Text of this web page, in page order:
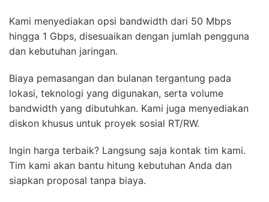
Kami menyediakan opsi bandwidth dari 50 Mbps
hingga 1 Gbps, disesuaikan dengan jumlah pengguna
dan kebutuhan jaringan.
Biaya pemasangan dan bulanan tergantung pada
lokasi, teknologi yang digunakan, serta volume
bandwidth yang dibutuhkan. Kami juga menyediakan
diskon khusus untuk proyek sosial RT/RW.
Ingin harga terbaik? Langsung saja kontak tim kami.
Tim kami akan bantu hitung kebutuhan Anda dan
siapkan proposal tanpa biaya.